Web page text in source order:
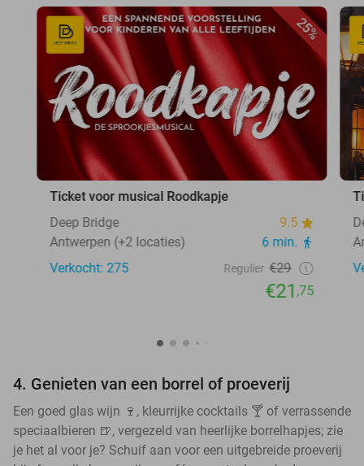
25%
Ticket voor musical Roodkapje
Deep Bridge
9.5
Antwerpen (+2 locaties)
6 min.
Verkocht: 275
Regulier €29
€21,75
4. Genieten van een borrel of proeverij
Een goed glas wijn 🍷, kleurrijke cocktails 🍸 of verrassende
speciaalbieren 🍺, vergezeld van heerlijke borrelhapjes; zie
je het al voor je? Schuif aan voor een uitgebreide proeverij